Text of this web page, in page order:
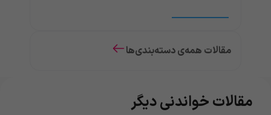
مقالات همه‌ی دسته‌بندی‌ها
مقالات خواندنی دیگر